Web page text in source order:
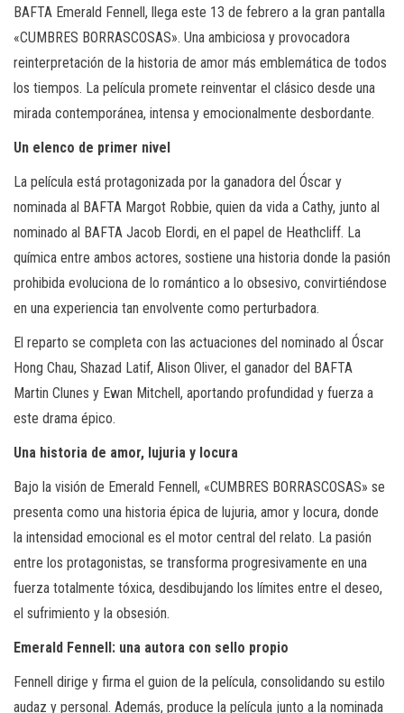
BAFTA Emerald Fennell, llega este 13 de febrero a la gran pantalla
«CUMBRES BORRASCOSAS». Una ambiciosa y provocadora
reinterpretación de la historia de amor más emblemática de todos
los tiempos. La película promete reinventar el clásico desde una
mirada contemporánea, intensa y emocionalmente desbordante.
Un elenco de primer nivel
La película está protagonizada por la ganadora del Óscar y
nominada al BAFTA Margot Robbie, quien da vida a Cathy, junto al
nominado al BAFTA Jacob Elordi, en el papel de Heathcliff. La
química entre ambos actores, sostiene una historia donde la pasión
prohibida evoluciona de lo romántico a lo obsesivo, convirtiéndose
en una experiencia tan envolvente como perturbadora.
El reparto se completa con las actuaciones del nominado al Óscar
Hong Chau, Shazad Latif, Alison Oliver, el ganador del BAFTA
Martin Clunes y Ewan Mitchell, aportando profundidad y fuerza a
este drama épico.
Una historia de amor, lujuria y locura
Bajo la visión de Emerald Fennell, «CUMBRES BORRASCOSAS» se
presenta como una historia épica de lujuria, amor y locura, donde
la intensidad emocional es el motor central del relato. La pasión
entre los protagonistas, se transforma progresivamente en una
fuerza totalmente tóxica, desdibujando los límites entre el deseo,
el sufrimiento y la obsesión.
Emerald Fennell: una autora con sello propio
Fennell dirige y firma el guion de la película, consolidando su estilo
audaz y personal. Además, produce la película junto a la nominada